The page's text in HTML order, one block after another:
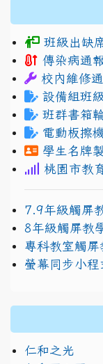
班級出缺
傳染病通
校內維修
設備組班
班群書箱
電動板擦
學生名牌
桃園市教
7.9年級觸屏
8年級觸屏教
專科教室觸屏
螢幕同步小程
仁和之光